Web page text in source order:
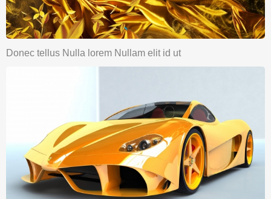
Donec tellus Nulla lorem Nullam elit id ut